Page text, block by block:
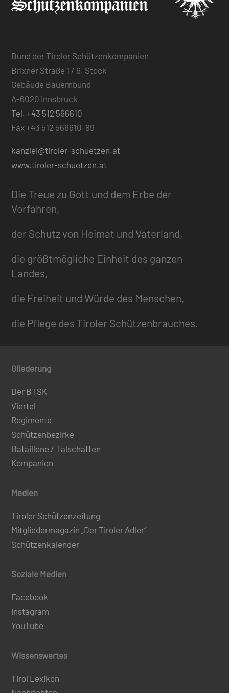
Bund der Tiroler Schützenkompanien
Brixner Straße 1 / 6. Stock
Gebäude Bauernbund
A-6020 Innsbruck
Tel. +43 512 566610
Fax +43 512 566610-89
kanzlei@tiroler-schuetzen.at
www.tiroler-schuetzen.at
Die Treue zu Gott und dem Erbe der
Vorfahren,
der Schutz von Heimat und Vaterland,
die größtmögliche Einheit des ganzen
Landes,
die Freiheit und Würde des Menschen,
die Pflege des Tiroler Schützenbrauches.
Gliederung
Der BTSK
Viertel
Regimente
Schützenbezirke
Bataillone / Talschaften
Kompanien
Medien
Tiroler Schützenzeitung
Mitgliedermagazin „Der Tiroler Adler“
Schützenkalender
Soziale Medien
Facebook
Instagram
YouTube
Wissenswertes
Tirol Lexikon